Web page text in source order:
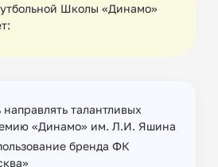
Школы «Динамо»
талантливых
«Динамо» им. Л.И. Яшина
бренда ФК